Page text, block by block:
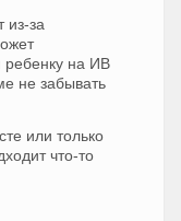
из-за
ребенку на ИВ
не забывать
или только
что-то